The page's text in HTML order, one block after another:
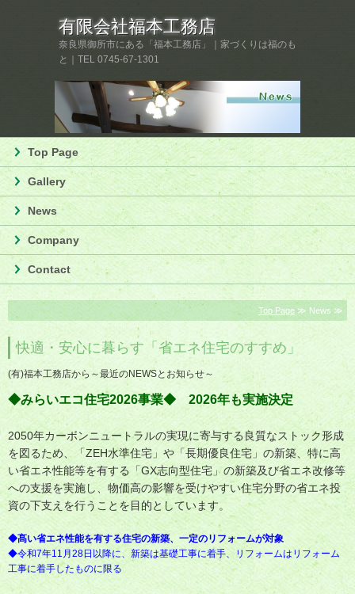
有限会社福本工務店
奈良県御所市にある「福本工務店」｜家づくりは福のも
と｜TEL 0745-67-1301
Top Page
Gallery
News
Company
Contact
Top Page ≫ News ≫
快適・安心に暮らす「省エネ住宅のすすめ」
(有)福本工務店から～最近のNEWSとお知らせ～
◆みらいエコ住宅2026事業◆ 2026年も実施決定
2050年カーボンニュートラルの実現に寄与する良質なストック形成
を図るため、「ZEH水準住宅」や「長期優良住宅」の新築、特に高
い省エネ性能等を有する「GX志向型住宅」の新築及び省エネ改修等
への支援を実施し、物価高の影響を受けやすい住宅分野の省エネ投
資の下支えを行うことを目的としています。
◆髙い省エネ性能を有する住宅の新築、一定のリフォームが対象
◆令和7年11月28日以降に、新築は基礎工事に着手、リフォームはリフォーム
工事に着手したものに限る